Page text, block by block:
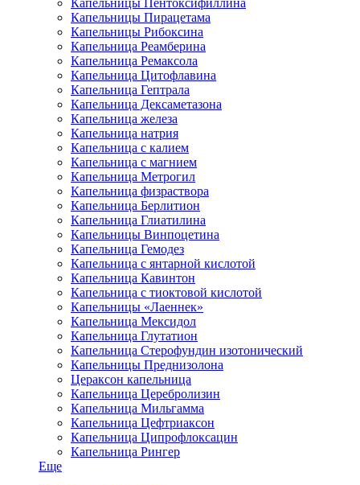
Капельницы Пирацетама
Капельницы Рибоксина
Капельница Реамберина
Капельница Ремаксола
Капельница Цитофлавина
Капельница Гептрала
Капельница Дексаметазона
Капельница железа
Капельница натрия
Капельница с калием
Капельница с магнием
Капельница Метрогил
Капельница физраствора
Капельница Берлитион
Капельница Глиатилина
Капельницы Винпоцетина
Капельница Гемодез
Капельница с янтарной кислотой
Капельница Кавинтон
Капельница с тиоктовой кислотой
Капельницы «Лаеннек»
Капельница Мексидол
Капельница Глутатион
Капельница Стерофундин изотонический
Капельницы Преднизолона
Цераксон капельница
Капельница Церебролизин
Капельница Мильгамма
Капельница Цефтриаксон
Капельница Ципрофлоксацин
Капельница Рингер
Еще